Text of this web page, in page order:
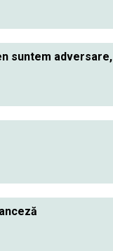
suntem adversare,